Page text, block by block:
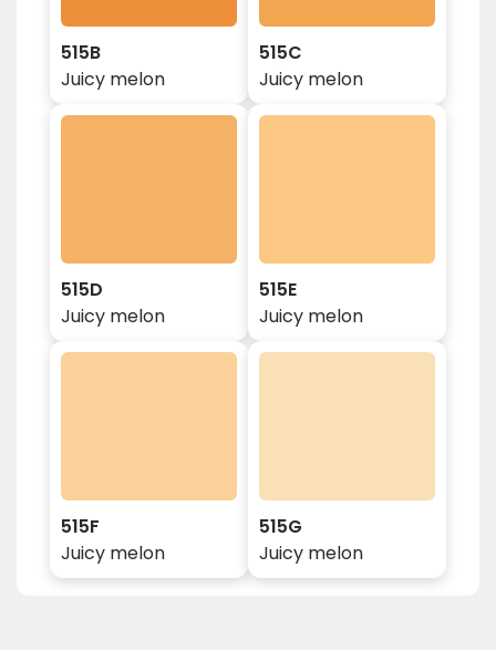
515B
Juicy melon
515C
Juicy melon
515D
Juicy melon
515E
Juicy melon
515F
Juicy melon
515G
Juicy melon